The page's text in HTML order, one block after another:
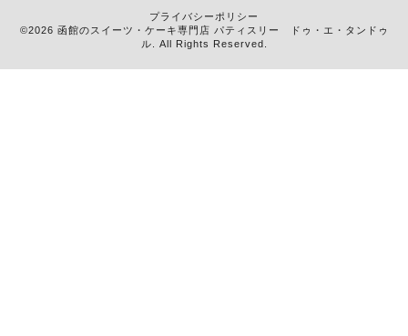
プライバシーポリシー
©2026 函館のスイーツ・ケーキ専門店 パティスリー ドゥ・エ・タンドゥ
ル . All Rights Reserved.